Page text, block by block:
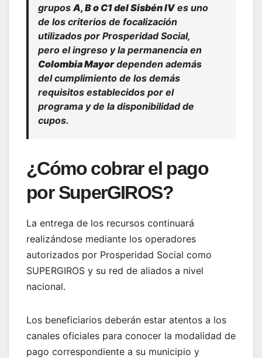
grupos A, B o C1 del Sisbén IVes uno
de los criterios de focalización
utilizados por Prosperidad Social,
pero el ingreso y la permanencia en
Colombia Mayordependen además
del cumplimiento de los demás
requisitos establecidos por el
programa y de la disponibilidad de
cupos.
¿Cómo cobrar el pago
por SuperGIROS?
La entrega de los recursos continuará
realizándose mediante los operadores
autorizados por Prosperidad Social como
SUPERGIROS y su red de aliados a nivel
nacional.
Los beneficiarios deberán estar atentos a los
canales oficiales para conocer la modalidad de
pago correspondiente a su municipio y